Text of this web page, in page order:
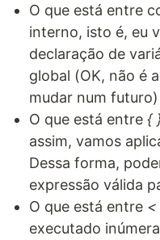
O que está entre
interno, isto é, eu
declaração de
global (OK, não é
mudar num futuro)
O que está entre {
assim, vamos
Dessa forma,
expressão válida
O que está entre <
executado